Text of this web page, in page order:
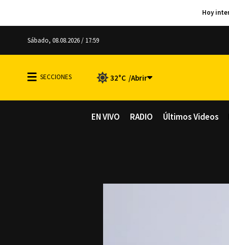
Sábado, 08.08.2026 / 17:59
32°C
EN VIVO RADIO Últimos Videos